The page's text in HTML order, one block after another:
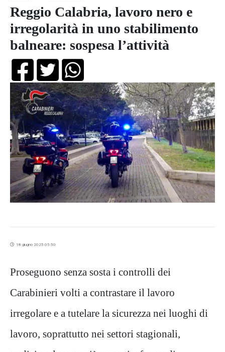
Reggio Calabria, lavoro nero e
irregolarità in uno stabilimento
balneare: sospesa l’attività
18 giugno 2025 05:50
Proseguono senza sosta i controlli dei
Carabinieri volti a contrastare il lavoro
irregolare e a tutelare la sicurezza nei luoghi di
lavoro, soprattutto nei settori stagionali,